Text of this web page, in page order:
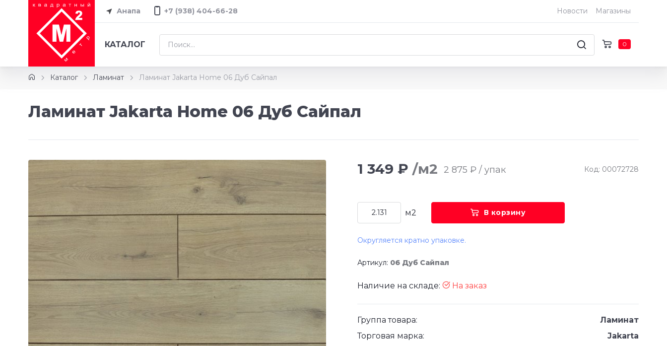
Анапа +7 (938) 404-66-28 Новости Магазины
КАТАЛОГ 0
Каталог Ламинат Ламинат Jakarta Home 06 Дуб Сайпал
Ламинат Jakarta Home 06 Дуб Сайпал
1 349 ₽ /м2 2 875 ₽ / упак Код: 00072728
м2 В корзину
Округляется кратно упаковке.
Артикул: 06 Дуб Сайпал
Наличие на складе: На заказ
Группа товара:
Ламинат
Торговая марка:
Jakarta